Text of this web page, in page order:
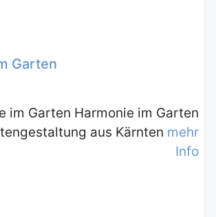
Garten
im Garten Harmonie im Garten
aus Kärnten mehr
Info